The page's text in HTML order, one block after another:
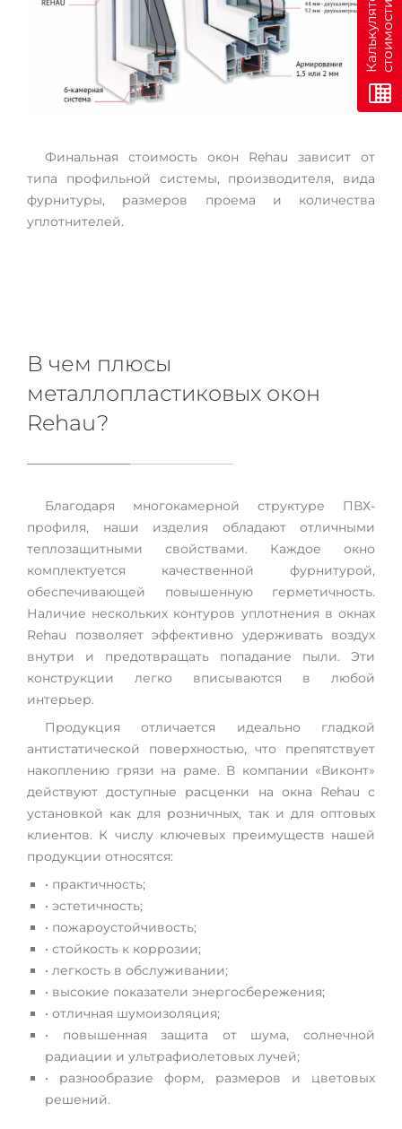
Финальная стоимость окон Rehau зависит от
типа профильной системы, производителя, вида
фурнитуры, размеров проема и количества
уплотнителей.
В чем плюсы
металлопластиковых окон
Rehau?
Благодаря многокамерной структуре ПВХ-
профиля, наши изделия обладают отличными
теплозащитными свойствами. Каждое окно
комплектуется качественной фурнитурой,
обеспечивающей повышенную герметичность.
Наличие нескольких контуров уплотнения в окнах
Rehau позволяет эффективно удерживать воздух
внутри и предотвращать попадание пыли. Эти
конструкции легко вписываются в любой
интерьер.
Продукция отличается идеально гладкой
антистатической поверхностью, что препятствует
накоплению грязи на раме. В компании «Виконт»
действуют доступные расценки на окна Rehau с
установкой как для розничных, так и для оптовых
клиентов. К числу ключевых преимуществ нашей
продукции относятся:
• практичность;
• эстетичность;
• пожароустойчивость;
• стойкость к коррозии;
• легкость в обслуживании;
• высокие показатели энергосбережения;
• отличная шумоизоляция;
• повышенная защита от шума, солнечной
радиации и ультрафиолетовых лучей;
• разнообразие форм, размеров и цветовых
решений.
К
а
л
ь
к
у
л
я
т
о
р
с
т
о
и
м
о
с
т
и
о
н
л
а
й